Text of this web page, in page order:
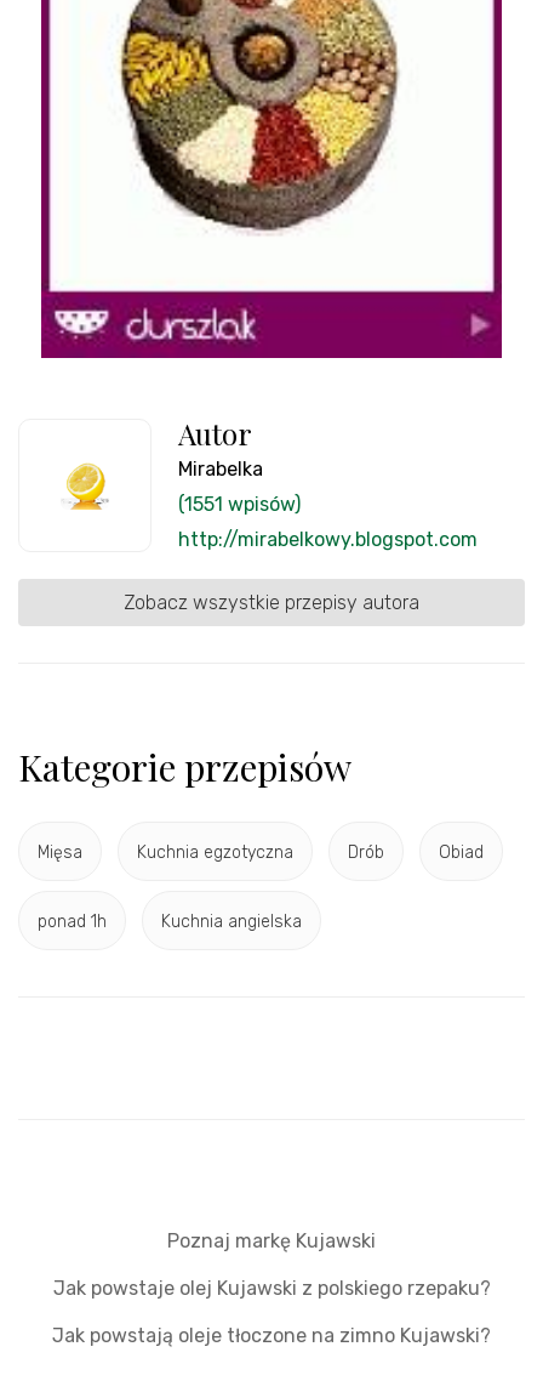
Autor
Mirabelka
(1551 wpisów)
http://mirabelkowy.blogspot.com
Zobacz wszystkie przepisy autora
Kategorie przepisów
Mięsa Kuchnia egzotyczna Drób Obiad
ponad 1h Kuchnia angielska
Poznaj markę Kujawski
Jak powstaje olej Kujawski z polskiego rzepaku?
Jak powstają oleje tłoczone na zimno Kujawski?